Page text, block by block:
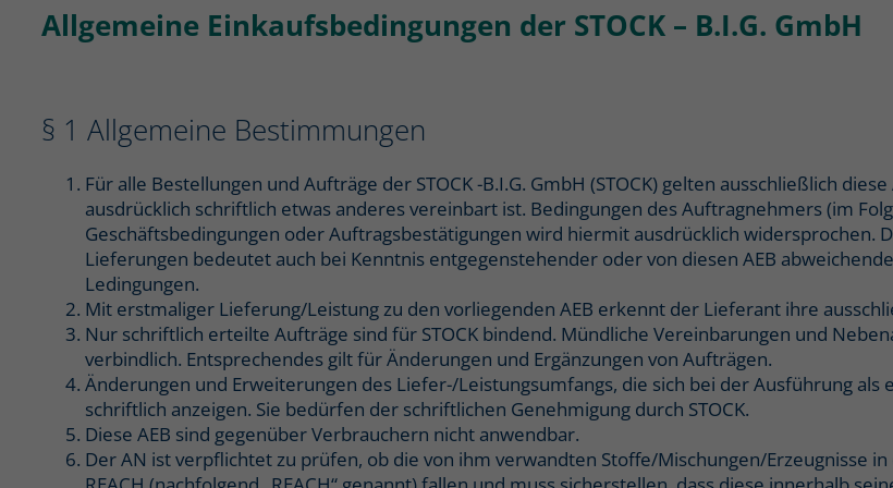
Allgemeine Einkaufsbedingungen der STOCK – B.I.G. GmbH
§ 1 Allgemeine Bestimmungen
Für alle Bestellungen und Aufträge der STOCK -B.I.G. GmbH (STOCK) gelten ausschließlich
ausdrücklich schriftlich etwas anderes vereinbart ist. Bedingungen des Auftragnehmers (im
Geschäftsbedingungen oder Auftragsbestätigungen wird hiermit ausdrücklich widersprochen.
Lieferungen bedeutet auch bei Kenntnis entgegenstehender oder von diesen AEB
Ledingungen.
Mit erstmaliger Lieferung/Leistung zu den vorliegenden AEB erkennt der Lieferant ihre
Nur schriftlich erteilte Aufträge sind für STOCK bindend. Mündliche Vereinbarungen und
verbindlich. Entsprechendes gilt für Änderungen und Ergänzungen von Aufträgen.
Änderungen und Erweiterungen des Liefer-/Leistungsumfangs, die sich bei der Ausführung
schriftlich anzeigen. Sie bedürfen der schriftlichen Genehmigung durch STOCK.
Diese AEB sind gegenüber Verbrauchern nicht anwendbar.
Der AN ist verpflichtet zu prüfen, ob die von ihm verwandten Stoffe/Mischungen/Erzeugnisse